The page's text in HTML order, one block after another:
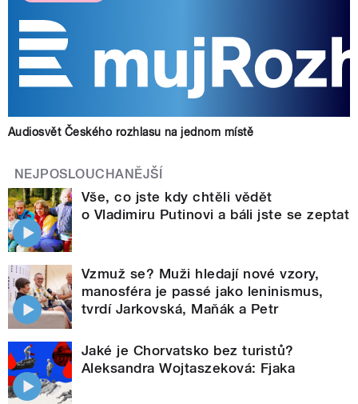
Audiosvět Českého rozhlasu na jednom místě
NEJPOSLOUCHANĚJŠÍ
Vše, co jste kdy chtěli vědět
o Vladimiru Putinovi a báli jste se zeptat
Vzmuž se? Muži hledají nové vzory,
manosféra je passé jako leninismus,
tvrdí Jarkovská, Maňák a Petr
Jaké je Chorvatsko bez turistů?
Aleksandra Wojtaszeková: Fjaka